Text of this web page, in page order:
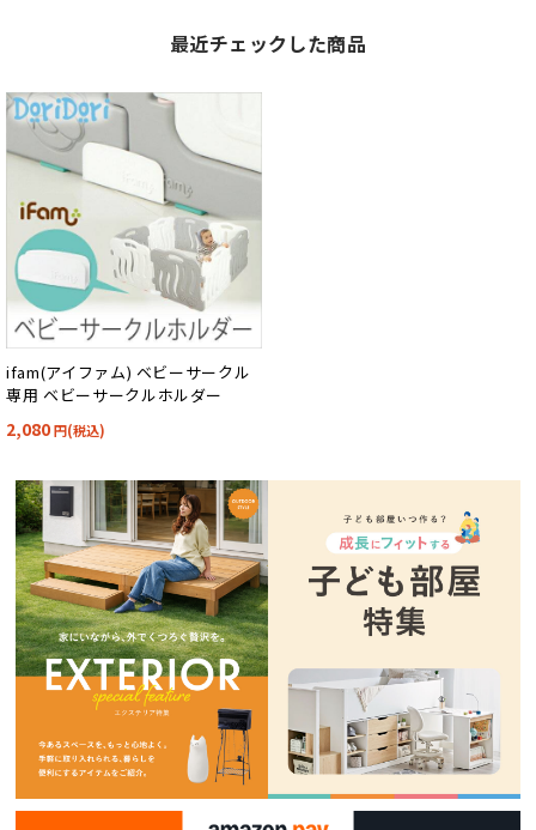
最近チェックした商品
ifam(アイファム) ベビーサークル
専用 ベビーサークルホルダー
2,080円(税込)